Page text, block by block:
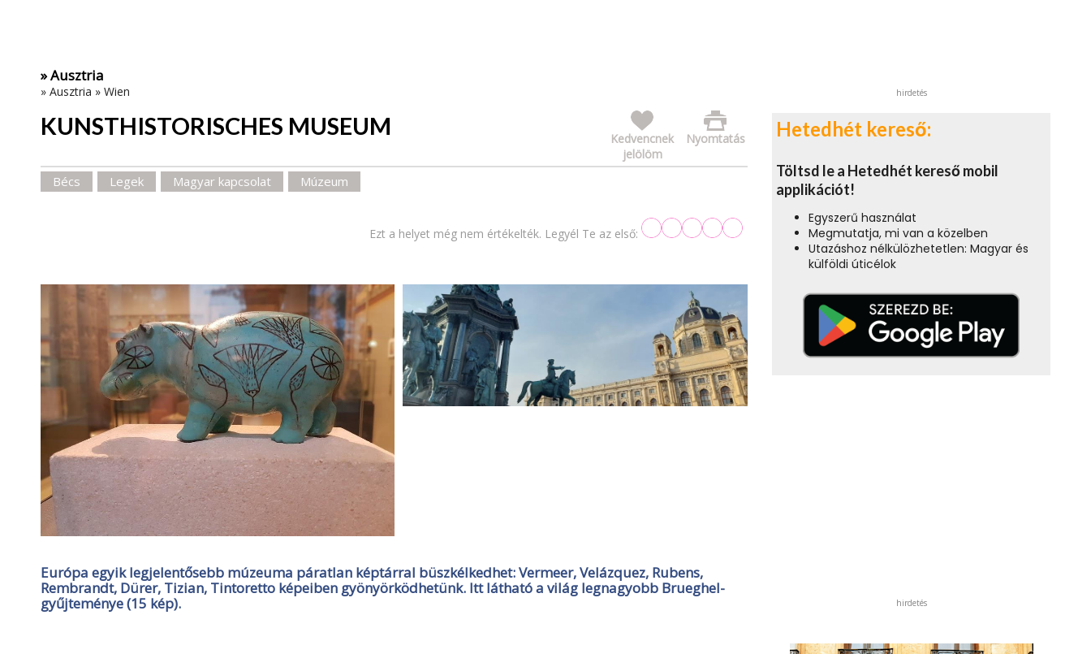
» Ausztria
» Ausztria » Wien
KUNSTHISTORISCHES MUSEUM Nyomtatás
Kedvencnek
jelölöm
Bécs Legek Magyar kapcsolat Múzeum
Ezt a helyet még nem értékelték. Legyél Te az első:
Európa egyik legjelentősebb múzeuma páratlan képtárral büszkélkedhet: Vermeer, Velázquez, Rubens,
Rembrandt, Dürer, Tizian, Tintoretto képeiben gyönyörködhetünk. Itt látható a világ legnagyobb Brueghel-
gyűjteménye (15 kép).
hirdetés
Hetedhét kereső:
Töltsd le a Hetedhét kereső mobil
applikációt!
Egyszerű használat
Megmutatja, mi van a közelben
Utazáshoz nélkülözhetetlen: Magyar és
külföldi úticélok
hirdetés